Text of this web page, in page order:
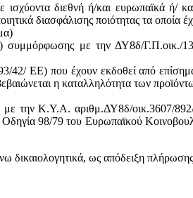
ισχύοντα διεθνή ή/και ευρωπαϊκά
διασφάλισης ποιότητας τα οποία
συμμόρφωσης με την ΔΥ8δ/
ΕΕ) που έχουν εκδοθεί από
η καταλληλότητα των
την Κ.Υ.Α. αριθμ.ΔΥ8δ/οικ.3607/
98/79 του Ευρωπαϊκού
δικαιολογητικά, ως απόδειξη